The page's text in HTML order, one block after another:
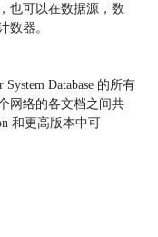
也可以在数据源，数
数器。
Database 的所有
网络的各文档之间共
和更高版本中可